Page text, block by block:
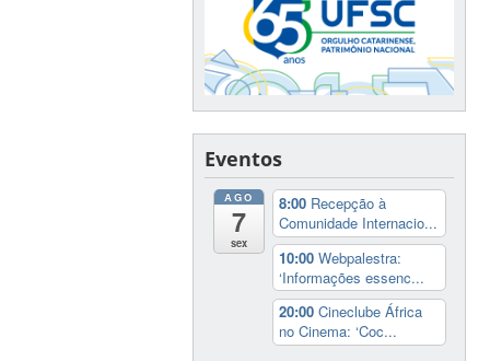
Eventos
AGO
7
sex
8:00 Recepção à
Comunidade Internacio...
10:00Webpalestra:
‘Informações essenc...
20:00Cineclube África
no Cinema: ‘Coc...